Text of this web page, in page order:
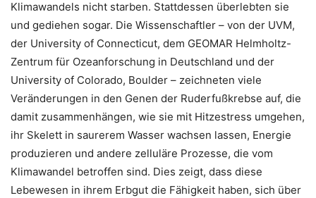
Klimawandels nicht starben. Stattdessen überlebten sie
und gediehen sogar. Die Wissenschaftler – von der UVM,
der University of Connecticut, dem GEOMAR Helmholtz-
Zentrum für Ozeanforschung in Deutschland und der
University of Colorado, Boulder – zeichneten viele
Veränderungen in den Genen der Ruderfußkrebse auf, die
damit zusammenhängen, wie sie mit Hitzestress umgehen,
ihr Skelett in saurerem Wasser wachsen lassen, Energie
produzieren und andere zelluläre Prozesse, die vom
Klimawandel betroffen sind. Dies zeigt, dass diese
Lebewesen in ihrem Erbgut die Fähigkeit haben, sich über